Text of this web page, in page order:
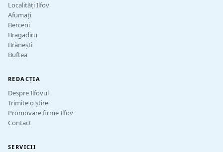
Localități Ilfov
Afumați
Berceni
Bragadiru
Brănești
Buftea
REDACȚIA
Despre Ilfovul
Trimite o știre
Promovare firme Ilfov
Contact
SERVICII